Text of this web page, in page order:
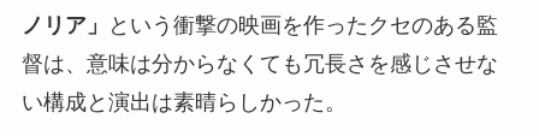
ノリア」
という衝撃の映画を作ったクセのある監
督は、意味は分からなくても冗長さを感じさせな
い構成と演出は素晴らしかった。